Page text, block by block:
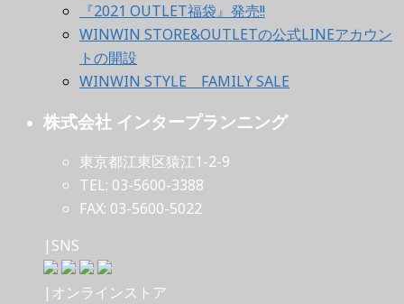
『2021 OUTLET福袋』発売!!
WINWIN STORE&OUTLETの公式LINEアカウン
トの開設
WINWIN STYLE FAMILY SALE
株式会社 インタープランニング
東京都江東区猿江1-2-9
TEL: 03-5600-3388
FAX: 03-5600-5022
|SNS
|オンラインストア